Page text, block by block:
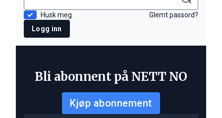
Husk meg
Glemt passord?
Logg inn
Bli abonnent på NETT NO
Kjøp abonnement